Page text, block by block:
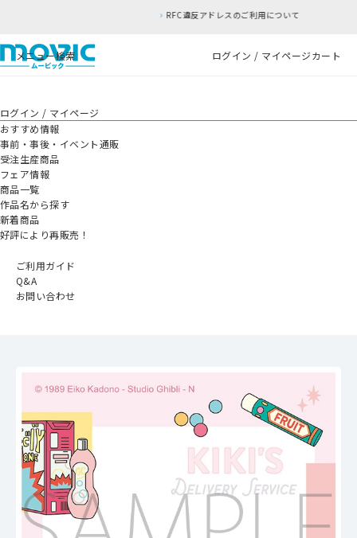
RFC違反アドレスのご利用について
メニュー検索 ログイン / マイページカート
ログイン / マイページ
おすすめ情報
事前・事後・イベント通販
受注生産商品
フェア情報
商品一覧
作品名から探す
新着商品
好評により再販売！
ご利用ガイド
Q&A
お問い合わせ